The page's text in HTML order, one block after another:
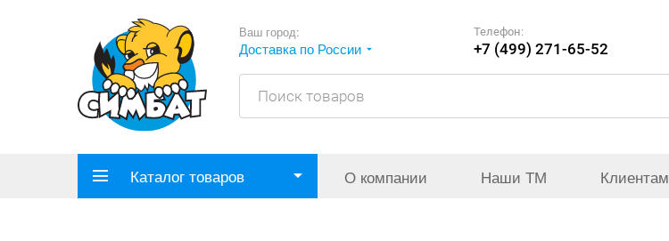
Ваш город:
Доставка по России
Телефон:
+7 (499) 271-65-52
Каталог товаров О компании Наши ТМ Клиентам